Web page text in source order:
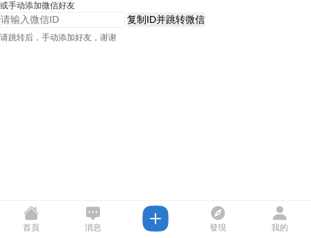
或手动添加微信好友
复制ID并跳转微信
请跳转后，手动添加好友，谢谢
首頁 消息 發現 我的